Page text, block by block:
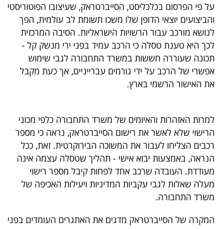
פודקאסט
40
UNDER
40
פעולה
דרושים
ניוזלטרים
מייל
על פי הפרסום בכלכליסט, הסייברטראק, שעיצובו הפוטוריסטי
והביצועים יוצאי הדופן שלו משכו תשומת לב עולמית, הפך
לנושא מורכב עבור הרשויות הישראליות. הסיבה המרכזית
לכך היא טענת טסלה כי הרכב עמיד בפני ירי מנשק קל -
תכונה שעוררה חששות במשרד התחבורה לגבי שימוש
אפשרי של הרכב על ידי גורמים עברייניים, אך כעת מקבל
את האישור הרשמי בארץ.
למרות האזהרות והאיומים של משרד התחבורה כלפי מכוני
הרישוי שלא לאשר את רישום הסייברטראק, נראה כי מספר
רכבים הצליחו לעבור את המשוכה הבירוקרטית. זאת, ככל
הנראה, באמצעות יבוא אישי - תהליך שטסלה עצמה אינה
מעודדת. העובדה שרכב אחד לפחות קיבל מספר רישוי
מעלה שאלות לגבי עקביות המדיניות ויעילות האכיפה של
משרד התחבורה.
המקרה של הסייברטראק מדגים את האתגרים העומדים בפני